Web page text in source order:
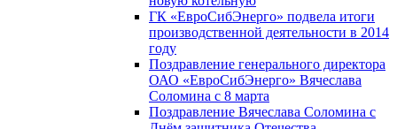
ГК «ЕвроСибЭнерго» подвела итоги
производственной деятельности в 2014
году
Поздравление генерального директора
ОАО «ЕвроСибЭнерго» Вячеслава
Соломина с 8 марта
Поздравление Вячеслава Соломина с